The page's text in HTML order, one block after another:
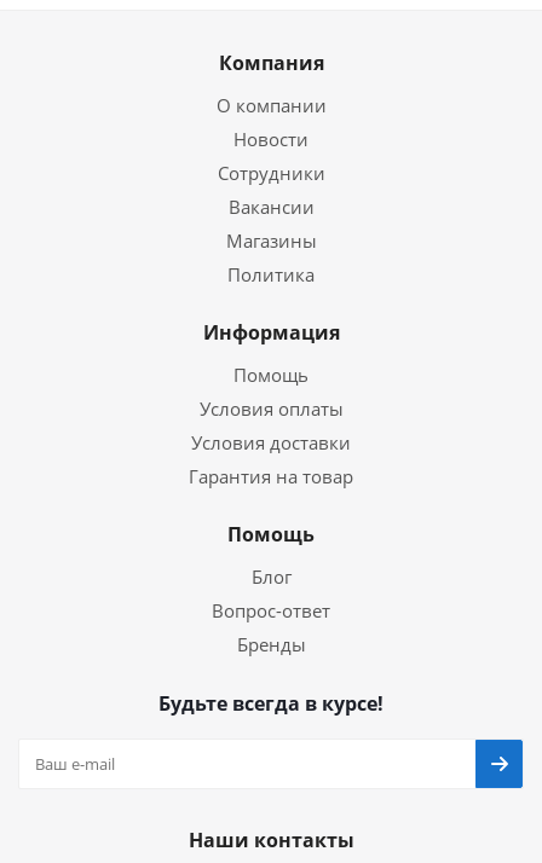
Компания
О компании
Новости
Сотрудники
Вакансии
Магазины
Политика
Информация
Помощь
Условия оплаты
Условия доставки
Гарантия на товар
Помощь
Блог
Вопрос-ответ
Бренды
Будьте всегда в курсе!
Наши контакты